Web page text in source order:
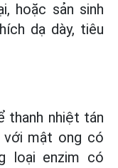
hoặc sản sinh
dạ dày, tiêu
thanh nhiệt tán
với mật ong có
loại enzim có